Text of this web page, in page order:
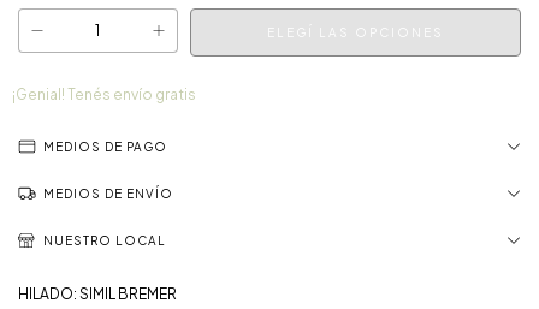
¡Genial! Tenés envío gratis
MEDIOS DE PAGO
MEDIOS DE ENVÍO
NUESTRO LOCAL
HILADO: SIMIL BREMER